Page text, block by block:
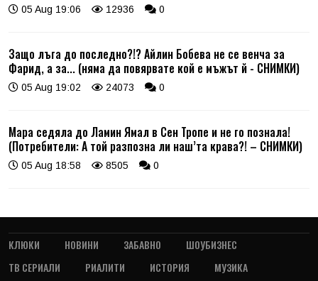
05 Aug 19:06 12936 0
Защо лъга до последно?!? Айлин Бобева не се венча за
Фарид, а за... (няма да повярвате кой е мъжът й - СНИМКИ)
05 Aug 19:02 24073 0
Мара седяла до Ламин Ямал в Сен Тропе и не го познала!
(Потребители: А той разпозна ли наш’та крава?! – СНИМКИ)
05 Aug 18:58 8505 0
КЛЮКИ НОВИНИ ЗАБАВНО
ШОУБИЗНЕС
ТВ СЕРИАЛИ
РИАЛИТИ ИСТОРИЯ
МУЗИКА